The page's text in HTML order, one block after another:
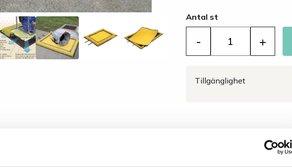
Antal st
- +
Tillgänglighet